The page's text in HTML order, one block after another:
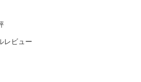
レビュー